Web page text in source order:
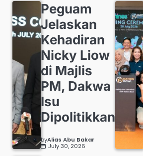
Peguam
Jelaskan
Kehadiran
Nicky Liow
di Majlis
PM, Dakwa
Isu
Dipolitikkan
byAlias Abu Bakar
July 30, 2026